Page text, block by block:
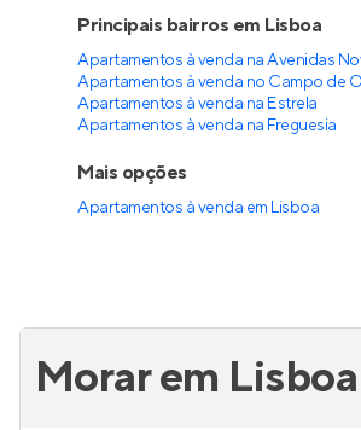
Principais bairros em Lisboa
Apartamentos à venda na Avenidas
Apartamentos à venda no Campo de
Apartamentos à venda na Estrela
Apartamentos à venda na Freguesia
Mais opções
Apartamentos à venda em Lisboa
Morar em Lisboa